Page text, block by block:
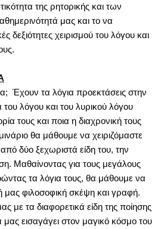
της ρητορικής και των
μας και το να
δεξιότητες χειρισμού του λόγου και
Έχουν τα λόγια προεκτάσεις στην
λόγου και του λυρικού λόγου
τους και ποια η διαχρονική τους
θα μάθουμε να χειριζόμαστε
δύο ξεχωριστά είδη του, την
Μαθαίνοντας για τους μεγάλους
τα λόγια τους, θα μάθουμε να
μας φιλοσοφική σκέψη και γραφή.
με τα διαφορετικά είδη της ποίησης
μας εισαγάγει στον μαγικό κόσμο του